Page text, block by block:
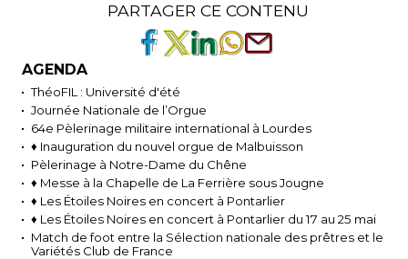
PARTAGER CE CONTENU
AGENDA
ThéoFIL : Université d'été
Journée Nationale de l’Orgue
64e Pèlerinage militaire international à Lourdes
♦ Inauguration du nouvel orgue de Malbuisson
Pèlerinage à Notre-Dame du Chêne
♦ Messe à la Chapelle de La Ferrière sous Jougne
♦ Les Étoiles Noires en concert à Pontarlier
♦ Les Étoiles Noires en concert à Pontarlier du 17 au 25 mai
Match de foot entre la Sélection nationale des prêtres et le
Variétés Club de France